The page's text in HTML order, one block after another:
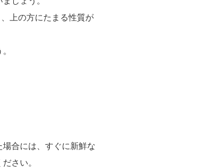
上の方にたまる性質が
合には、すぐに新鮮な
さい。